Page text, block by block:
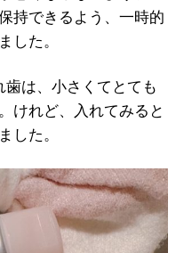
持できるよう、一時的
した。
は、小さくてとても
けれど、入れてみると
した。